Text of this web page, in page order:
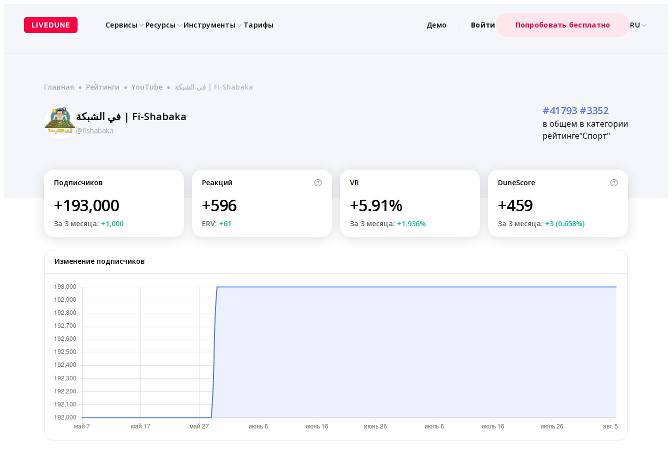
содержимому
Сервисы Ресурсы Инструменты Тарифы Демо Войти Попробовать бесплатно RU
Главная ● Рейтинги ● YouTube ● في الشبكة | Fi-Shabaka
في الشبكة | Fi-Shabaka
@fishabaka
#41793
в общем
рейтинге
#3352
в категории
"Спорт"
Подписчиков
+193,000
За 3 месяца: +1,000
Реакций
+596
ERV: +61
VR
+5.91%
За 3 месяца: +1.936%
DuneScore
+459
За 3 месяца: +3 (0.658%)
Изменение подписчиков